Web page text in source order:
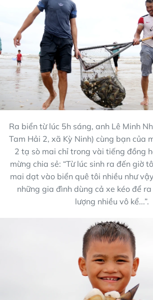
Ra biển từ lúc 5h sáng, anh Lê Minh
Tam Hải 2, xã Kỳ Ninh) cùng bạn của
2 tạ sò mai chỉ trong vài tiếng đồng
mừng chia sẻ: “Từ lúc sinh ra đến giờ
mai dạt vào biển quê tôi nhiều như
những gia đình dùng cả xe kéo để
lượng nhiều vô kể...”.